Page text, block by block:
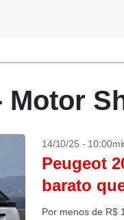
Motor
14/10/25 -
Peugeot
barato
Por menos de R$